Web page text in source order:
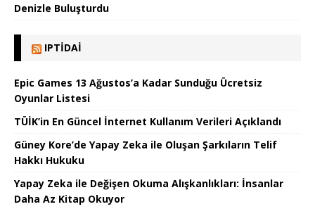
Denizle Buluşturdu
IPTIDAI
Epic Games 13 Ağustos’a Kadar Sunduğu Ücretsiz
Oyunlar Listesi
TÜİK’in En Güncel İnternet Kullanım Verileri Açıklandı
Güney Kore’de Yapay Zeka ile Oluşan Şarkıların Telif
Hakkı Hukuku
Yapay Zeka ile Değişen Okuma Alışkanlıkları: İnsanlar
Daha Az Kitap Okuyor